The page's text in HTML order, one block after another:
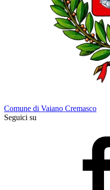
Comune di Vaiano Cremasco
Seguici su